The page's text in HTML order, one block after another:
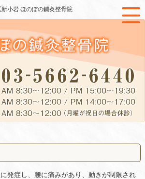
小岩 ほのぼの鍼灸整骨院
発症し、腰に痛みがあり、動きが制限され